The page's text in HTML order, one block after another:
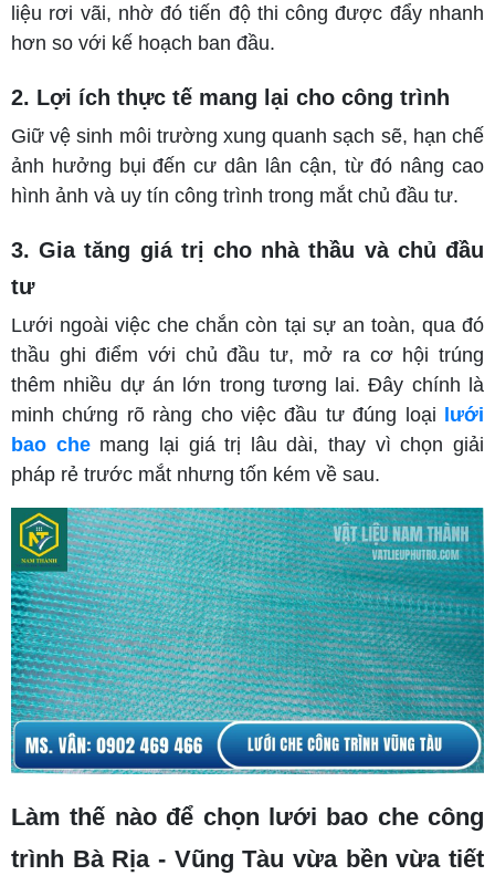
liệu rơi vãi, nhờ đó tiến độ thi công được đẩy nhanh
hơn so với kế hoạch ban đầu.
2. Lợi ích thực tế mang lại cho công trình
Giữ vệ sinh môi trường xung quanh sạch sẽ, hạn chế
ảnh hưởng bụi đến cư dân lân cận, từ đó nâng cao
hình ảnh và uy tín công trình trong mắt chủ đầu tư.
3. Gia tăng giá trị cho nhà thầu và chủ đầu
tư
Lưới ngoài việc che chắn còn tại sự an toàn, qua đó
thầu ghi điểm với chủ đầu tư, mở ra cơ hội trúng
thêm nhiều dự án lớn trong tương lai. Đây chính là
minh chứng rõ ràng cho việc đầu tư đúng loại
lưới
bao chemang lại giá trị lâu dài, thay vì chọn giải
pháp rẻ trước mắt nhưng tốn kém về sau.
Làm thế nào để chọn lưới bao che công
trình Bà Rịa - Vũng Tàu vừa bền vừa tiết